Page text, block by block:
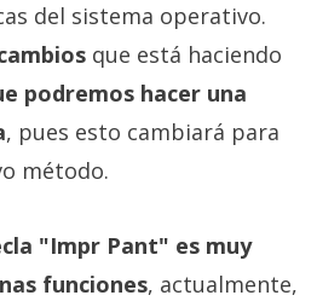
del sistema operativo.
que está haciendo
podremos hacer una
, pues esto cambiará para
método.
"Impr Pant" es muy
funciones, actualmente,